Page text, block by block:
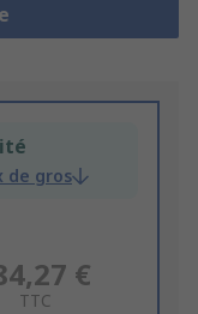
de gros
€
TTC